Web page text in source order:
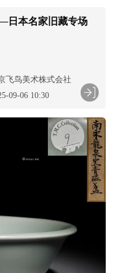
本名家旧藏专场
飞鸟美术株式会社
09-06 10:30